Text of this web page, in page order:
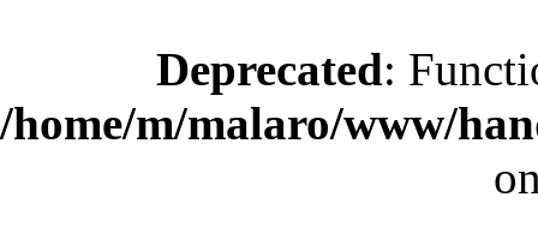
Deprecated:
/home/m/malaro/www/